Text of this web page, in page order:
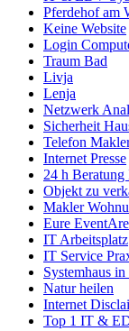
Pferdehof am
Keine Website
Login
Traum Bad
Livja
Lenja
Netzwerk
Sicherheit
Telefon
Internet Presse
24 h Beratung
Objekt zu
Makler
Eure
IT Arbeitsplatz
IT Service
Systemhaus
Natur heilen
Internet
Top 1 IT &